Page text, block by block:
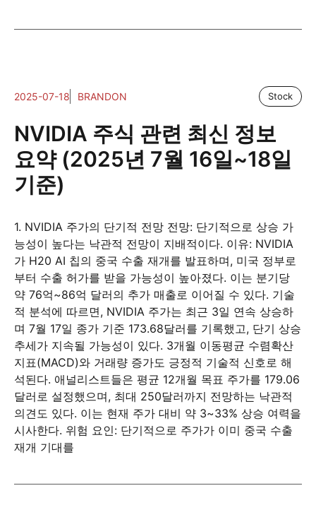
2025-07-18 BRANDON Stock
NVIDIA 주식 관련 최신 정보
요약 (2025년 7월 16일~18일
기준)
1. NVIDIA 주가의 단기적 전망 전망: 단기적으로 상승 가
능성이 높다는 낙관적 전망이 지배적이다. 이유: NVIDIA
가 H20 AI 칩의 중국 수출 재개를 발표하며, 미국 정부로
부터 수출 허가를 받을 가능성이 높아졌다. 이는 분기당
약 76억~86억 달러의 추가 매출로 이어질 수 있다. 기술
적 분석에 따르면, NVIDIA 주가는 최근 3일 연속 상승하
며 7월 17일 종가 기준 173.68달러를 기록했고, 단기 상승
추세가 지속될 가능성이 있다. 3개월 이동평균 수렴확산
지표(MACD)와 거래량 증가도 긍정적 기술적 신호로 해
석된다. 애널리스트들은 평균 12개월 목표 주가를 179.06
달러로 설정했으며, 최대 250달러까지 전망하는 낙관적
의견도 있다. 이는 현재 주가 대비 약 3~33% 상승 여력을
시사한다. 위험 요인: 단기적으로 주가가 이미 중국 수출
재개 기대를